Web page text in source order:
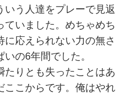
いう人達をプレーで見返
ていました。めちゃめち
に応えられない力の無さ
の6年間でした。
りとも失ったことはあ
ここからです。俺はやれ